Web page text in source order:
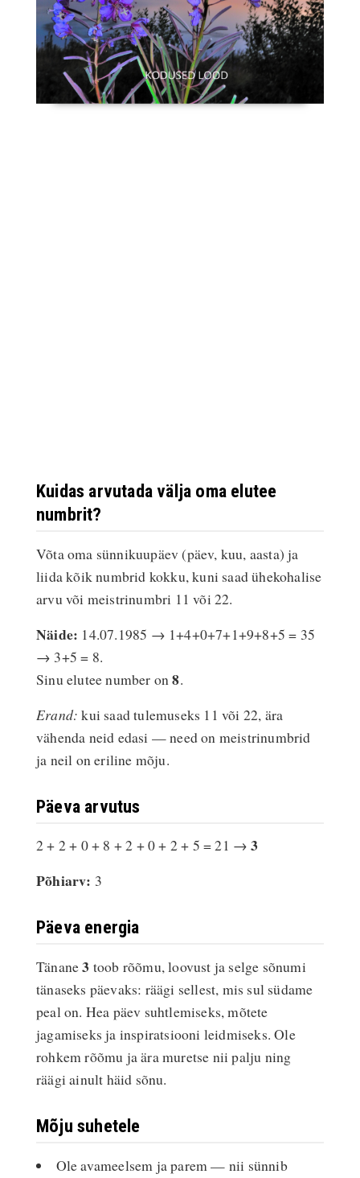
Kuidas arvutada välja oma elutee
numbrit?
Võta oma sünnikuupäev (päev, kuu, aasta) ja
liida kõik numbrid kokku, kuni saad ühekohalise
arvu või meistrinumbri 11 või 22.
Näide: 14.07.1985 → 1+4+0+7+1+9+8+5 = 35
→ 3+5 = 8.
Sinu elutee number on8.
Erand: kui saad tulemuseks 11 või 22, ära
vähenda neid edasi — need on meistrinumbrid
ja neil on eriline mõju.
Päeva arvutus
2 + 2 + 0 + 8 + 2 + 0 + 2 + 5 = 21 →3
Põhiarv: 3
Päeva energia
Tänane3 toob rõõmu, loovust ja selge sõnumi
tänaseks päevaks: räägi sellest, mis sul südame
peal on. Hea päev suhtlemiseks, mõtete
jagamiseks ja inspiratsiooni leidmiseks. Ole
rohkem rõõmu ja ära muretse nii palju ning
räägi ainult häid sõnu.
Mõju suhetele
Ole avameelsem ja parem — nii sünnib